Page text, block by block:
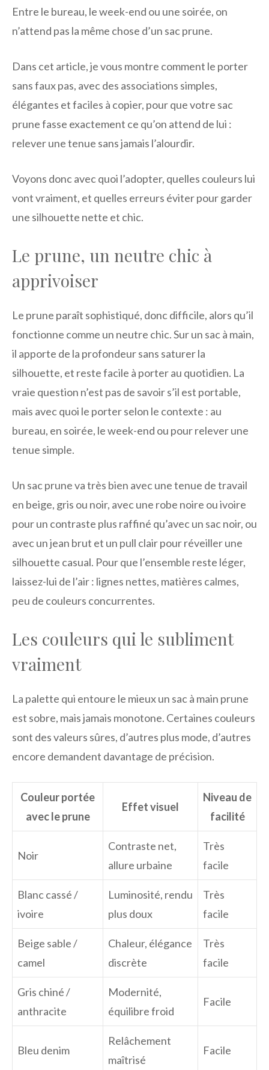
Entre le bureau, le week-end ou une soirée, on
n’attend pas la même chose d’un sac prune.
Dans cet article, je vous montre comment le porter
sans faux pas, avec des associations simples,
élégantes et faciles à copier, pour que votre sac
prune fasse exactement ce qu’on attend de lui :
relever une tenue sans jamais l’alourdir.
Voyons donc avec quoi l’adopter, quelles couleurs lui
vont vraiment, et quelles erreurs éviter pour garder
une silhouette nette et chic.
Le prune, un neutre chic à
apprivoiser
Le prune paraît sophistiqué, donc difficile, alors qu’il
fonctionne comme un neutre chic. Sur un sac à main,
il apporte de la profondeur sans saturer la
silhouette, et reste facile à porter au quotidien. La
vraie question n’est pas de savoir s’il est portable,
mais avec quoi le porter selon le contexte : au
bureau, en soirée, le week-end ou pour relever une
tenue simple.
Un sac prune va très bien avec une tenue de travail
en beige, gris ou noir, avec une robe noire ou ivoire
pour un contraste plus raffiné qu’avec un sac noir, ou
avec un jean brut et un pull clair pour réveiller une
silhouette casual. Pour que l’ensemble reste léger,
laissez-lui de l’air : lignes nettes, matières calmes,
peu de couleurs concurrentes.
Les couleurs qui le subliment
vraiment
La palette qui entoure le mieux un sac à main prune
est sobre, mais jamais monotone. Certaines couleurs
sont des valeurs sûres, d’autres plus mode, d’autres
encore demandent davantage de précision.
Couleur portée
avec le prune
Effet visuel
Niveau de
facilité
Noir
Contraste net,
allure urbaine
Très
facile
Blanc cassé /
ivoire
Luminosité, rendu
plus doux
Très
facile
Beige sable /
camel
Chaleur, élégance
discrète
Très
facile
Gris chiné /
anthracite
Modernité,
équilibre froid
Facile
Bleu denim
Relâchement
maîtrisé
Facile